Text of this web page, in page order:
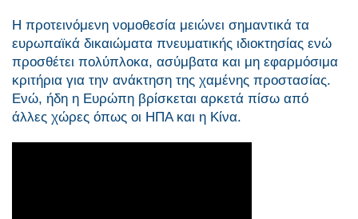
Η προτεινόμενη νομοθεσία μειώνει σημαντικά τα
ευρωπαϊκά δικαιώματα πνευματικής ιδιοκτησίας ενώ
προσθέτει πολύπλοκα, ασύμβατα και μη εφαρμόσιμα
κριτήρια για την ανάκτηση της χαμένης προστασίας.
Ενώ, ήδη η Ευρώπη βρίσκεται αρκετά πίσω από
άλλες χώρες όπως οι ΗΠΑ και η Κίνα.